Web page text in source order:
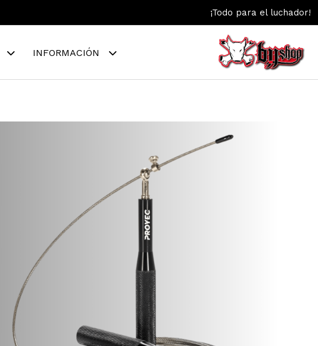
¡Todo para el luchador!
INFORMACIÓN